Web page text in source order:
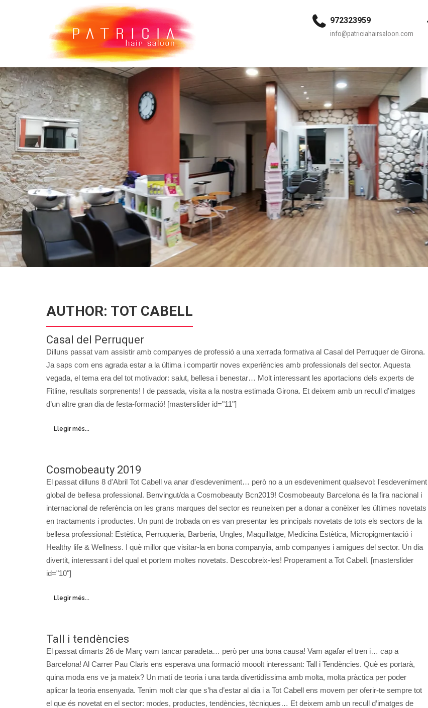
972323959
info@patriciahairsaloon.com
AUTHOR: TOT CABELL
Casal del Perruquer
Dilluns passat vam assistir amb companyes de professió a una xerrada formativa al Casal del Perruquer de Girona.
Ja saps com ens agrada estar a la última i compartir noves experiències amb professionals del sector. Aquesta
vegada, el tema era del tot motivador: salut, bellesa i benestar… Molt interessant les aportacions dels experts de
Fitline, resultats sorprenents! I de passada, visita a la nostra estimada Girona. Et deixem amb un recull d’imatges
d’un altre gran dia de festa-formació! [masterslider id="11"]
Llegir més...
Cosmobeauty 2019
El passat dilluns 8 d'Abril Tot Cabell va anar d'esdeveniment… però no a un esdeveniment qualsevol: l'esdeveniment
global de bellesa professional. Benvingut/da a Cosmobeauty Bcn2019! Cosmobeauty Barcelona és la fira nacional i
internacional de referència on les grans marques del sector es reuneixen per a donar a conèixer les últimes novetats
en tractaments i productes. Un punt de trobada on es van presentar les principals novetats de tots els sectors de la
bellesa professional: Estètica, Perruqueria, Barberia, Ungles, Maquillatge, Medicina Estètica, Micropigmentació i
Healthy life & Wellness. I què millor que visitar-la en bona companyia, amb companyes i amigues del sector. Un dia
divertit, interessant i del qual et portem moltes novetats. Descobreix-les! Properament a Tot Cabell. [masterslider
id="10"]
Llegir més...
Tall i tendències
El passat dimarts 26 de Març vam tancar paradeta… però per una bona causa! Vam agafar el tren i… cap a
Barcelona! Al Carrer Pau Claris ens esperava una formació mooolt interessant: Tall i Tendències. Què es portarà,
quina moda ens ve ja mateix? Un matí de teoria i una tarda divertidíssima amb molta, molta pràctica per poder
aplicar la teoria ensenyada. Tenim molt clar que s’ha d’estar al dia i a Tot Cabell ens movem per oferir-te sempre tot
el que és novetat en el sector: modes, productes, tendències, tècniques… Et deixem amb un recull d’imatges de